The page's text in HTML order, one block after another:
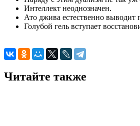
Интеллект неоднозначен.
Ато джива естественно выводит
Голубой гель вступает
Читайте также